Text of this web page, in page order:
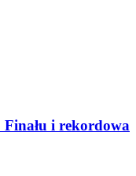
i rekordowa